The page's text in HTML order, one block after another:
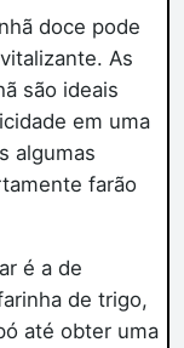
doce pode
As
são ideais
em uma
algumas
farão
é a de
de trigo,
até obter uma